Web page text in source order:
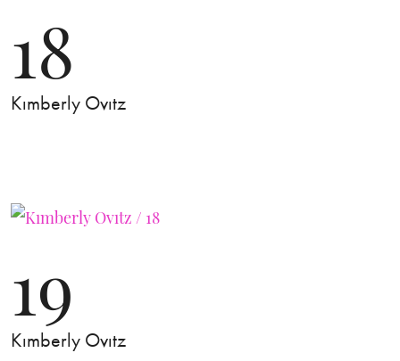
18
Kımberly Ovıtz
19
Kımberly Ovıtz